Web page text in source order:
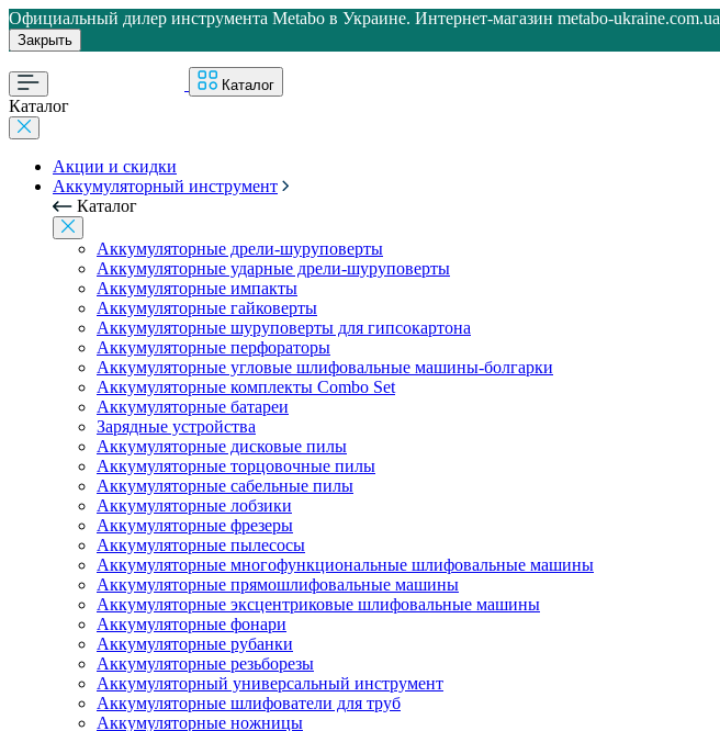
Официальный дилер инструмента Metabo в Украине. Интернет-магазин metabo-ukraine.com.ua
Закрыть
Каталог
Каталог
Акции и скидки
Аккумуляторный инструмент
Каталог
Аккумуляторные дрели-шуруповерты
Аккумуляторные ударные дрели-шуруповерты
Аккумуляторные импакты
Аккумуляторные гайковерты
Аккумуляторные шуруповерты для гипсокартона
Аккумуляторные перфораторы
Аккумуляторные угловые шлифовальные машины-болгарки
Аккумуляторные комплекты Combo Set
Аккумуляторные батареи
Зарядные устройства
Аккумуляторные дисковые пилы
Аккумуляторные торцовочные пилы
Аккумуляторные сабельные пилы
Аккумуляторные лобзики
Аккумуляторные фрезеры
Аккумуляторные пылесосы
Аккумуляторные многофункциональные шлифовальные машины
Аккумуляторные прямошлифовальные машины
Аккумуляторные эксцентриковые шлифовальные машины
Аккумуляторные фонари
Аккумуляторные рубанки
Аккумуляторные резьборезы
Аккумуляторный универсальный инструмент
Аккумуляторные шлифователи для труб
Аккумуляторные ножницы